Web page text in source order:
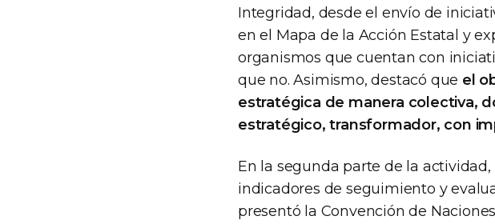
Integridad, desde el envío de
en el Mapa de la Acción Estatal y
organismos que cuentan con
que no. Asimismo, destacó que el
estratégica de manera colectiva,
estratégico, transformador, con
En la segunda parte de la
indicadores de seguimiento y
presentó la Convención de